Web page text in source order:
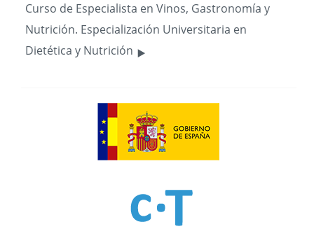
Curso de Especialista en Vinos, Gastronomía y
Nutrición. Especialización Universitaria en
Dietética y Nutrición ‣